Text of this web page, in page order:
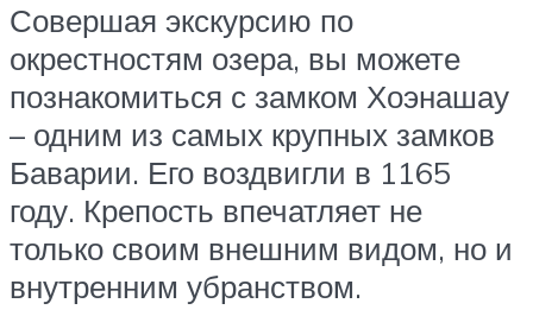
Совершая экскурсию по
окрестностям озера, вы можете
познакомиться с замком Хоэнашау
– одним из самых крупных замков
Баварии. Его воздвигли в 1165
году. Крепость впечатляет не
только своим внешним видом, но и
внутренним убранством.